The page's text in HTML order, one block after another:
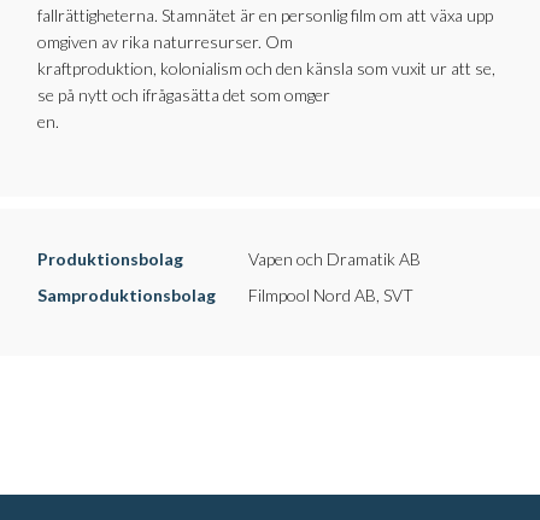
fallrättigheterna. Stamnätet är en personlig film om att växa upp
omgiven av rika naturresurser. Om
kraftproduktion, kolonialism och den känsla som vuxit ur att se,
se på nytt och ifrågasätta det som omger
en.
Produktionsbolag
Vapen och Dramatik AB
Samproduktionsbolag
Filmpool Nord AB, SVT